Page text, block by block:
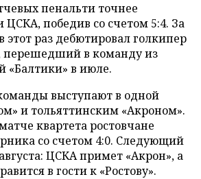
пенальти точнее
ЦСКА, победив со счетом 5:4. За
этот раз дебютировал голкипер
перешедший в команду из
«Балтики» в июле.
выступают в одной
и тольяттинским «Акроном».
квартета ростовчане
со счетом 4:0. Следующий
ЦСКА примет «Акрон», а
в гости к «Ростову».